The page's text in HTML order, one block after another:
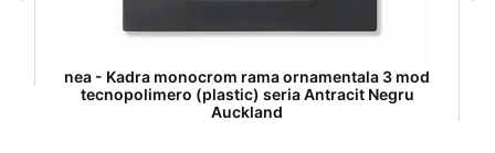
nea - Kadra monocrom rama ornamentala 3 mod
tecnopolimero (plastic) seria Antracit Negru
Auckland